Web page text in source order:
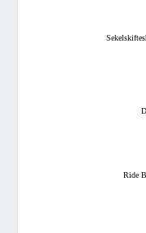
Ride